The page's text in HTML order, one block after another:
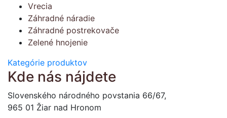
Vrecia
Záhradné náradie
Záhradné postrekovače
Zelené hnojenie
Kategórie produktov
Kde nás nájdete
Slovenského národného povstania 66/67,
965 01 Žiar nad Hronom